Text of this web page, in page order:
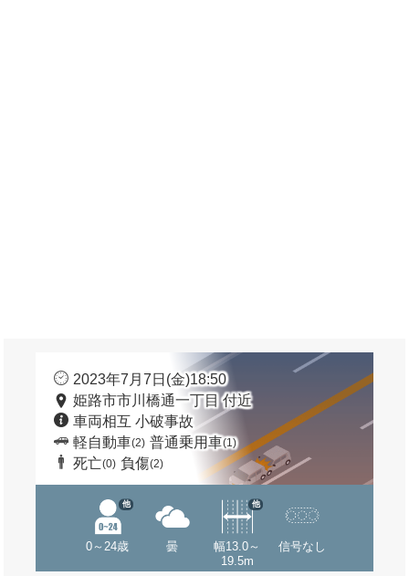
2023年7月7日(金)18:50
姫路市市川橋通一丁目 付近
車両相互 小破事故
軽自動車(2) 普通乗用車(1)
死亡(0) 負傷(2)
0～24歳
他
曇
幅13.0～
19.5m
他
信号なし